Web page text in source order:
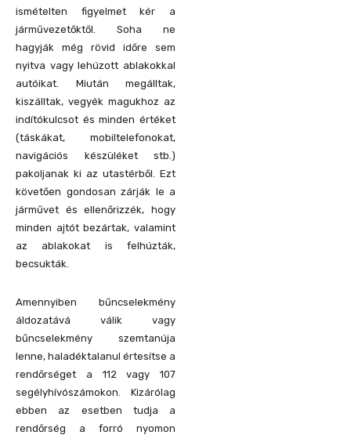
ismételten figyelmet kér a
járművezetőktől. Soha ne
hagyják még rövid időre sem
nyitva vagy lehúzott ablakokkal
autóikat. Miután megálltak,
kiszálltak, vegyék magukhoz az
indítókulcsot és minden értéket
(táskákat, mobiltelefonokat,
navigációs készüléket stb.)
pakoljanak ki az utastérből. Ezt
követően gondosan zárják le a
járművet és ellenőrizzék, hogy
minden ajtót bezártak, valamint
az ablakokat is felhúzták,
becsukták.
Amennyiben bűncselekmény
áldozatává válik vagy
bűncselekmény szemtanúja
lenne, haladéktalanul értesítse a
rendőrséget a 112 vagy 107
segélyhívószámokon. Kizárólag
ebben az esetben tudja a
rendőrség a forró nyomon